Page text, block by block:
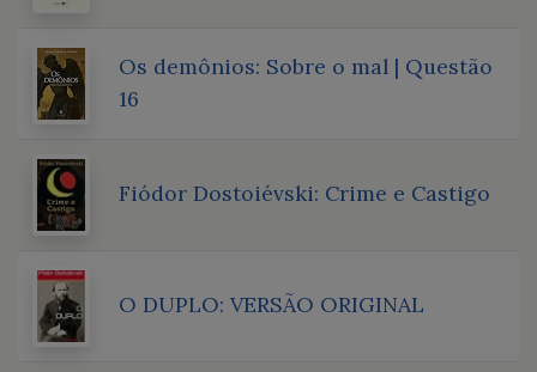
Os demônios: Sobre o mal | Questão
16
Fiódor Dostoiévski: Crime e Castigo
O DUPLO: VERSÃO ORIGINAL